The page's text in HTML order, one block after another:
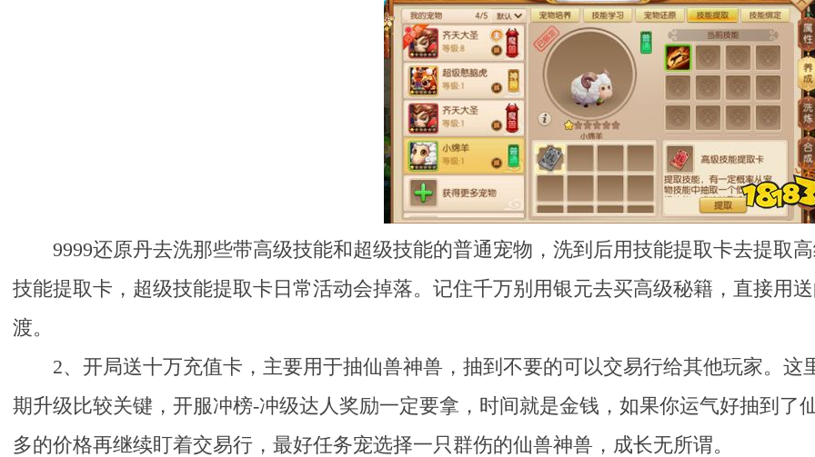
9999还原丹去洗那些带高级技能和超级技能的普通宠物，洗到后用技能提取卡去提取
技能提取卡，超级技能提取卡日常活动会掉落。记住千万别用银元去买高级秘籍，直接用
渡。
2、开局送十万充值卡，主要用于抽仙兽神兽，抽到不要的可以交易行给其他玩家。
期升级比较关键，开服冲榜-冲级达人奖励一定要拿，时间就是金钱，如果你运气好抽到了
多的价格再继续盯着交易行，最好任务宠选择一只群伤的仙兽神兽，成长无所谓。